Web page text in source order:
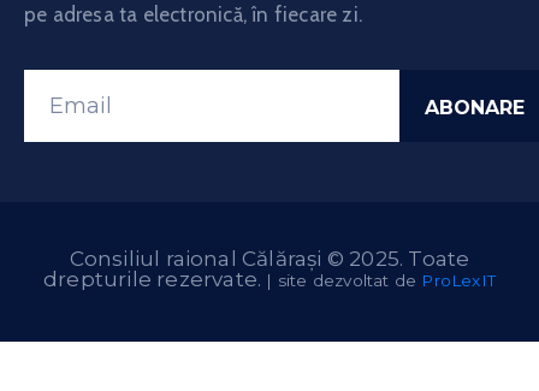
pe adresa ta electronică, în fiecare zi.
Consiliul raional Călărași © 2025. Toate
drepturile rezervate. | site dezvoltat de ProLexIT